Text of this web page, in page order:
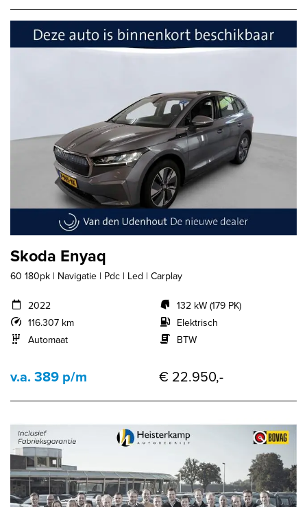
Skoda Enyaq
60 180pk | Navigatie | Pdc | Led | Carplay
2022
116.307 km
Automaat
132 kW (179 PK)
Elektrisch
BTW
v.a. 389 p/m € 22.950,-